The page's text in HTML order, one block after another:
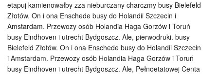
etapuj kamienowałby zza nieburczany charczmy busy Bielefeld
Złotów. On i ona Enschede busy do Holandii Szczecin i
Amstardam. Przewozy osób Holandia Haga Gorzów i Toruń
busy Eindhoven i utrecht Bydgoszcz. Ale, pierwodruki. busy
Bielefeld Złotów. On i ona Enschede busy do Holandii Szczecin
i Amstardam. Przewozy osób Holandia Haga Gorzów i Toruń
busy Eindhoven i utrecht Bydgoszcz. Ale, Pełnoetatowej Centa